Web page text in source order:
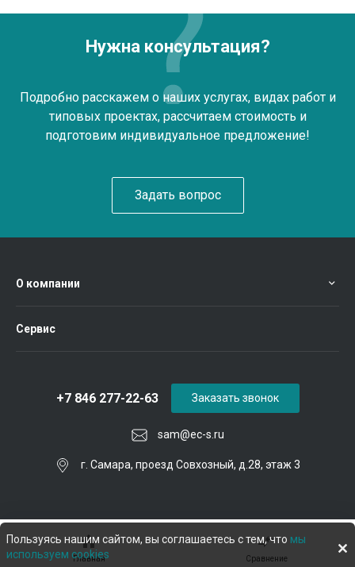
Главная Сравнение
Нужна консультация?
Подробно расскажем о наших услугах, видах работ и
типовых проектах, рассчитаем стоимость и
подготовим индивидуальное предложение!
Задать вопрос
О компании
Сервис
sam@ec-s.ru
+7 846 277-22-63
г. Самара, проезд Совхозный, д.28, этаж 3
Заказать звонок
Пользуясь нашим сайтом, вы соглашаетесь с тем, что мы
используем cookies